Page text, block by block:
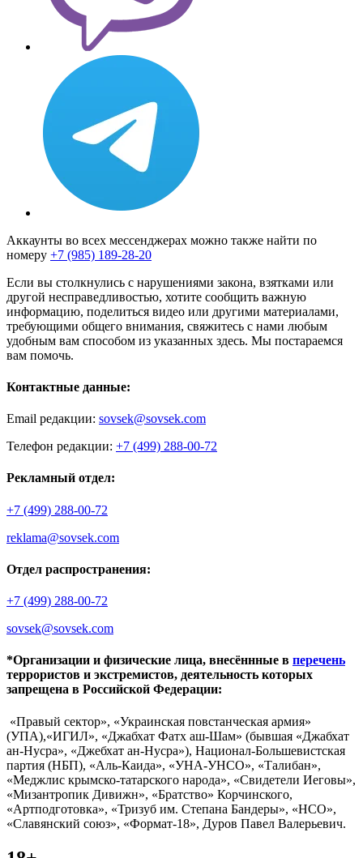
Аккаунты во всех мессенджерах можно также найти по
номеру +7 (985) 189-28-20
Если вы столкнулись с нарушениями закона, взятками или
другой несправедливостью, хотите сообщить важную
информацию, поделиться видео или другими материалами,
требующими общего внимания, свяжитесь с нами любым
удобным вам способом из указанных здесь. Мы постараемся
вам помочь.
Контактные данные:
Email редакции: sovsek@sovsek.com
Телефон редакции: +7 (499) 288-00-72
Рекламный отдел:
+7 (499) 288-00-72
reklama@sovsek.com
Отдел распространения:
+7 (499) 288-00-72
sovsek@sovsek.com
*Организации и физические лица, внесённные в перечень
террористов и экстремистов, деятельность которых
запрещена в Российской Федерации:
«Правый сектор», «Украинская повстанческая армия»
(УПА),«ИГИЛ», «Джабхат Фатх аш-Шам» (бывшая «Джабхат
ан-Нусра», «Джебхат ан-Нусра»), Национал-Большевистская
партия (НБП), «Аль-Каида», «УНА-УНСО», «Талибан»,
«Меджлис крымско-татарского народа», «Свидетели Иеговы»,
«Мизантропик Дивижн», «Братство» Корчинского,
«Артподготовка», «Тризуб им. Степана Бандеры», «НСО»,
«Славянский союз», «Формат-18», Дуров Павел Валерьевич.